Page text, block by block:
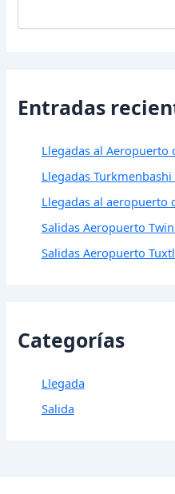
Entradas
Llegadas al Aeropuerto
Llegadas Turkmenbashi
Llegadas al aeropuerto
Salidas Aeropuerto Twin
Salidas Aeropuerto
Categorías
Llegada
Salida